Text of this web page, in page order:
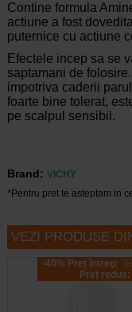
Contine formula
actiune a fost
puternice cu actiune
Efectele incep sa se
saptamani de
impotriva caderii
foarte bine tolerat,
pe scalpul sensibil.
Brand: VICHY
*Pentru pret te asteptam in
VEZI PRODUSE
-40% Preț întreg:
Preț redus: